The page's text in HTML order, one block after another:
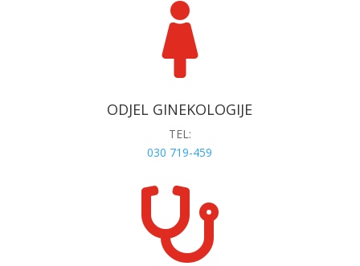

ODJEL GINEKOLOGIJE
TEL:
030 719-459
